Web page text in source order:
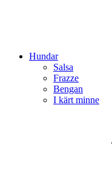
Hundar
Salsa
Frazze
Bengan
I kärt minne